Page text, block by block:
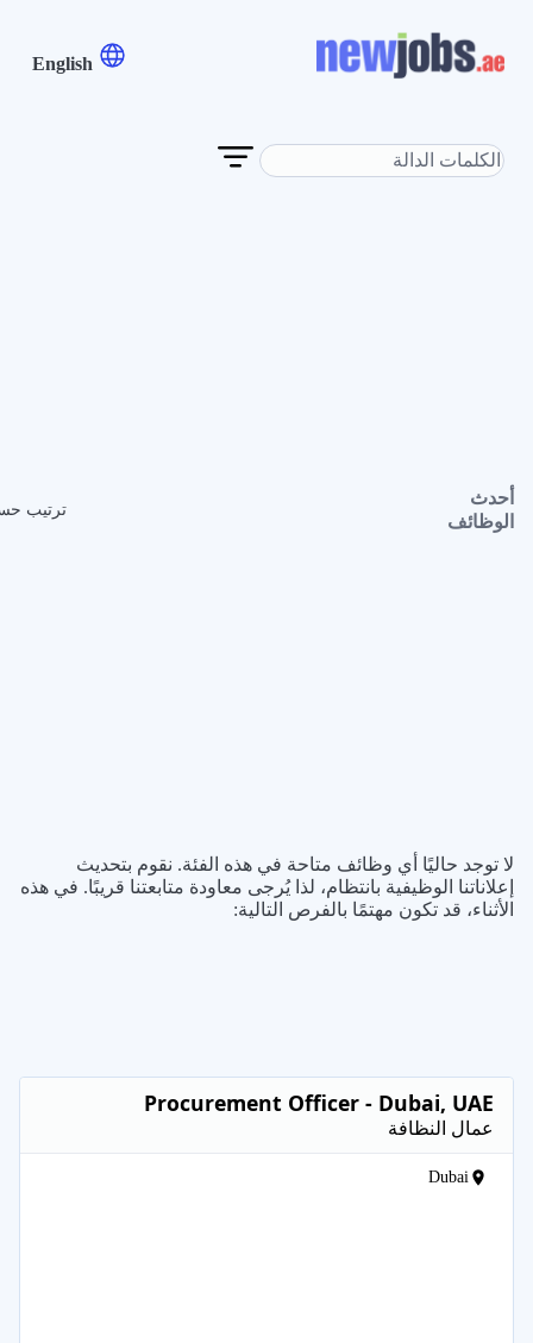
English
أحدث
الوظائف
ترتيب
لا توجد حاليًا أي وظائف متاحة في هذه الفئة. نقوم بتحديث
إعلاناتنا الوظيفية بانتظام، لذا يُرجى معاودة متابعتنا قريبًا. في هذه
الأثناء، قد تكون مهتمًا بالفرص التالية:
Procurement Officer - Dubai, UAE
عمال النظافة
Dubai